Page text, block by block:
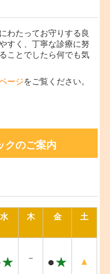
わたってお守りする良
すく、丁寧な診療に努
ことでしたら何でも気
ージをご覧ください。
クのご案内
水 木 金 土
★ － ●★ ▲